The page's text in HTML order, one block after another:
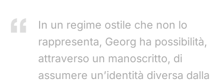
In un regime ostile che non lo
rappresenta, Georg ha possibilità,
attraverso un manoscritto, di
assumere un’identità diversa dalla